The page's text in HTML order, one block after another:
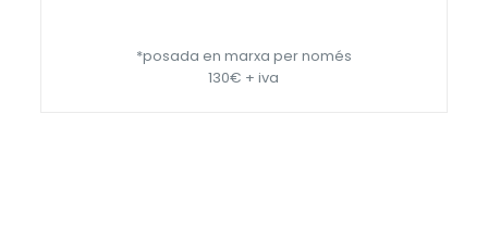
*posada en marxa per només
130€ + iva